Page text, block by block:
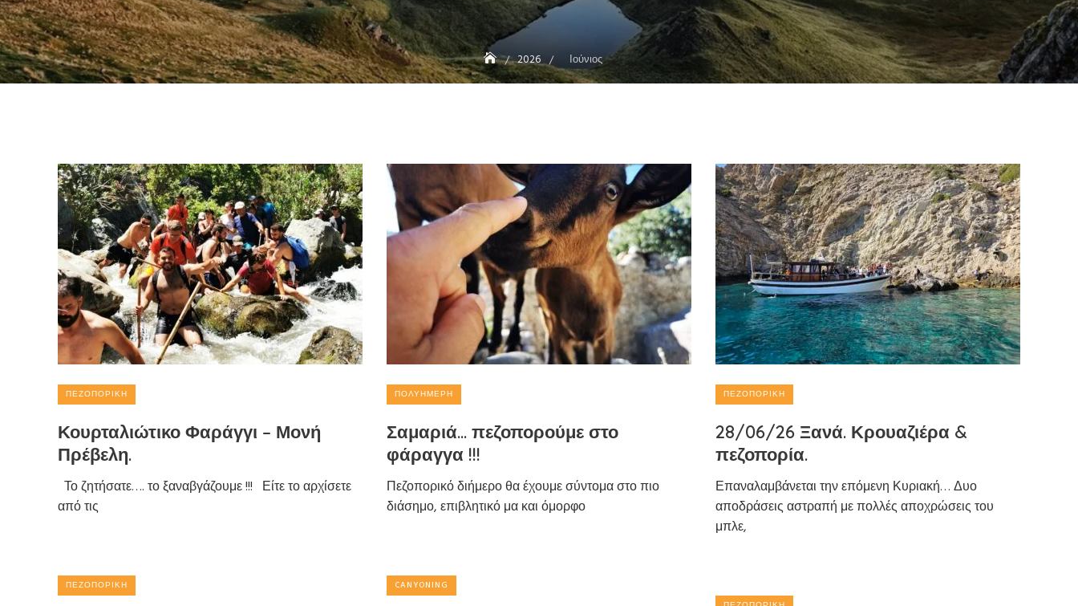
2026 Ιούνιος
ΠΕΖΟΠΟΡΙΚΉ
Κουρταλιώτικο Φαράγγι – Μονή
Πρέβελη.
Το ζητήσατε…. το ξαναβγάζουμε !!! Είτε το αρχίσετε
από τις
ΠΟΛΥΉΜΕΡΗ
Σαμαριά… πεζοπορούμε στο
φάραγγα !!!
Πεζοπορικό διήμερο θα έχουμε σύντομα στο πιο
διάσημο, επιβλητικό μα και όμορφο
ΠΕΖΟΠΟΡΙΚΉ
28/06/26 Ξανά. Κρουαζιέρα &
πεζοπορία.
Επαναλαμβάνεται την επόμενη Κυριακή… Δυο
αποδράσεις αστραπή με πολλές αποχρώσεις του
μπλε,
ΠΕΖΟΠΟΡΙΚΉ CANYONING